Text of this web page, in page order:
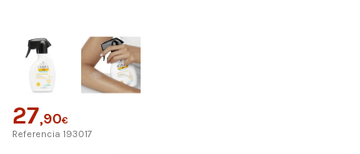
27,90€
Referencia 193017